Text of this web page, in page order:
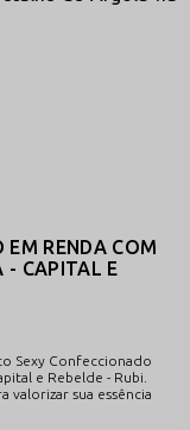
EM RENDA COM
- CAPITAL E
Sexy Confeccionado
e Rebelde - Rubi.
valorizar sua essência